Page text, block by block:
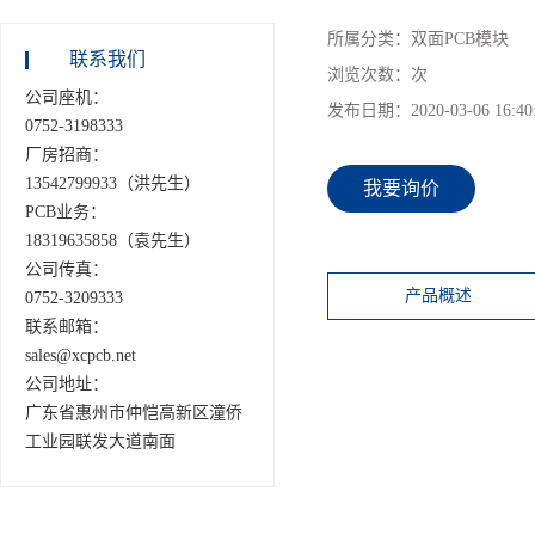
联系我们
公司座机：
0752-3198333
厂房招商：
13542799933（洪先生）
PCB业务：
18319635858（袁先生）
公司传真：
0752-3209333
联系邮箱：
sales@xcpcb.net
公司地址：
广东省惠州市仲恺高新区潼侨
工业园联发大道南面
所属分类： 双面PCB模块
浏览次数： 次
发布日期： 2020-03-06
我要询价
产品概述